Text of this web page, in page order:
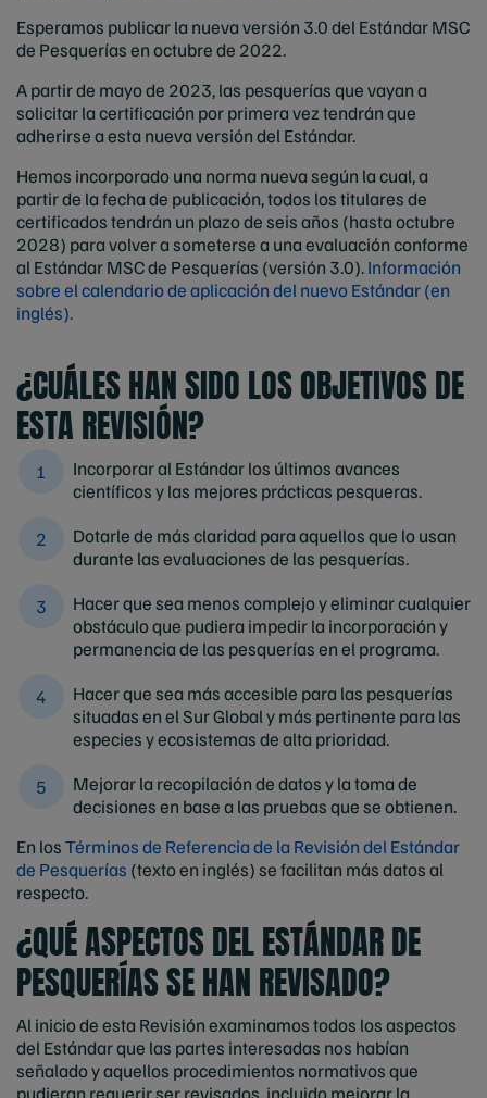
Esperamos publicar la nueva versión 3.0 del Estándar MSC
de Pesquerías en octubre de 2022.
A partir de mayo de 2023, las pesquerías que vayan a
solicitar la certificación por primera vez tendrán que
adherirse a esta nueva versión del Estándar.
Hemos incorporado una norma nueva según la cual, a
partir de la fecha de publicación, todos los titulares de
certificados tendrán un plazo de seis años (hasta octubre
2028) para volver a someterse a una evaluación conforme
al Estándar MSC de Pesquerías (versión 3.0).Información
sobre el calendario de aplicación del nuevo Estándar (en
inglés).
¿CUÁLES HAN SIDO LOS OBJETIVOS DE
ESTA REVISIÓN?
Incorporar al Estándar los últimos avances
científicos y las mejores prácticas pesqueras.
Dotarle de más claridad para aquellos que lo usan
durante las evaluaciones de las pesquerías.
Hacer que sea menos complejo y eliminar cualquier
obstáculo que pudiera impedir la incorporación y
permanencia de las pesquerías en el programa.
Hacer que sea más accesible para las pesquerías
situadas en el Sur Global y más pertinente para las
especies y ecosistemas de alta prioridad.
Mejorar la recopilación de datos y la toma de
decisiones en base a las pruebas que se obtienen.
En losTérminos de Referencia de la Revisión del Estándar
de Pesquerías (texto en inglés) se facilitan más datos al
respecto.
¿QUÉ ASPECTOS DEL ESTÁNDAR DE
PESQUERÍAS SE HAN REVISADO?
Al inicio de esta Revisión examinamos todos los aspectos
del Estándar que las partes interesadas nos habían
señalado y aquellos procedimientos normativos que
pudieran requerir ser revisados, incluido mejorar la